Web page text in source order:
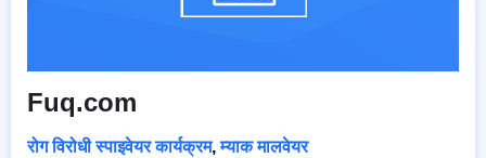
Fuq.com
रोग विरोधी स्पाइवेयर कार्यक्रम,म्याक मालवेयर